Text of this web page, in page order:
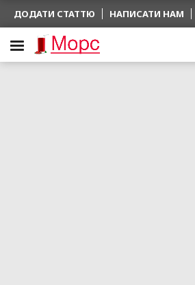
ДОДАТИ СТАТТЮ НАПИСАТИ НАМ